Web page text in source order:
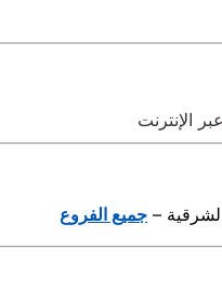
– جميع الفروع